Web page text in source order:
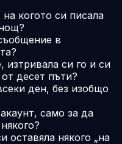
когото си писала
в
изтривала си го и си
десет пъти?
ден, без изобщо
само за да
оставяла някого „на